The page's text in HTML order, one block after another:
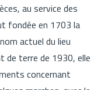
au service des
fondée en 1703 la
actuel du lieu
de terre de 1930, elle
concernant